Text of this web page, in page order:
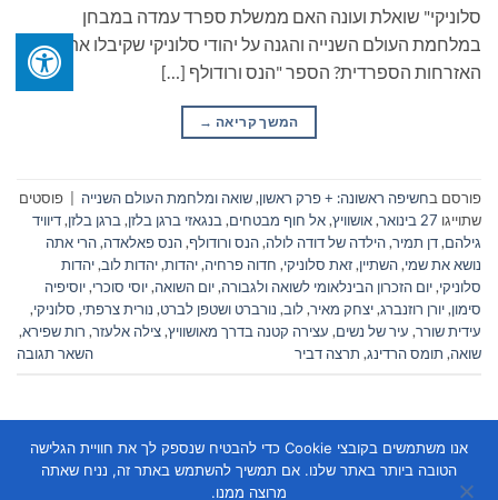
סלוניקי" שואלת ועונה האם ממשלת ספרד עמדה במבחן
במלחמת העולם השנייה והגנה על יהודי סלוניקי שקיבלו את
האזרחות הספרדית? הספר "הנס ורודולף […]
המשך קריאה →
פורסם בחשיפה ראשונה: + פרק ראשון,שואה ומלחמת העולם השנייה
פוסטים
שתוייגו 27 בינואר ,אושוויץ,אל חוף מבטחים, בנגאזי ברגן בלזן, ברגן בלזן,דיוויד
גילהם,דן תמיר,הילדה של דודה לולה,הנס ורודולף,הנס פאלאדה,הרי אתה
נושא את שמי,השתיין,זאת סלוניקי, חדוה פרחיה,יהדות,יהדות לוב,יהדות
סלוניקי,יום הזכרון הבינלאומי לשואה ולגבורה,יום השואה,יוסי סוכרי,יוסיפיה
סימון,יורן רוזנברג,יצחק מאיר,לוב, נורברט ושטפן לברט, נורית צרפתי, סלוניקי,
עידית שורר, עיר של נשים, עצירה קטנה בדרך מאושוויץ,צילה אלעזר, רות שפירא,
שואה, תומס הרדינג, תרצה דביר השאר תגובה
אנו משתמשים בקובצי Cookie כדי להבטיח שנספק לך את חוויית הגלישה
הטובה ביותר באתר שלנו. אם תמשיך להשתמש באתר זה, נניח שאתה
מרוצה ממנו.